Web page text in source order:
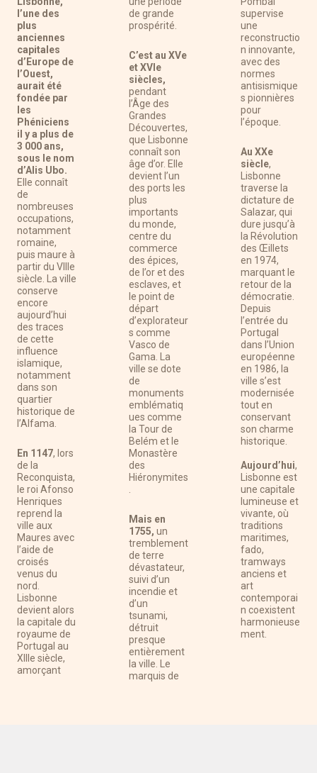
l’une des
plus
anciennes
capitales
d’Europe de
l’Ouest,
aurait été
fondée par
les
Phéniciens
il y a plus de
3 000 ans,
sous le nom
d’Alis Ubo.
Elle connaît
de
nombreuses
occupations,
notamment
romaine,
puis maure à
partir du VIIIe
siècle. La ville
conserve
encore
aujourd’hui
des traces
de cette
influence
islamique,
notamment
dans son
quartier
historique de
l’Alfama.
En 1147, lors
de la
Reconquista,
le roi Afonso
Henriques
reprend la
ville aux
Maures avec
l’aide de
croisés
venus du
nord.
Lisbonne
devient alors
la capitale du
royaume de
Portugal au
XIIIe siècle,
amorçant
de grande
prospérité.
C’est au XVe
et XVIe
siècles,
pendant
l’Âge des
Grandes
Découvertes,
que Lisbonne
connaît son
âge d’or. Elle
devient l’un
des ports les
plus
importants
du monde,
centre du
commerce
des épices,
de l’or et des
esclaves, et
le point de
départ
d’explorateur
s comme
Vasco de
Gama. La
ville se dote
de
monuments
emblématiq
ues comme
la Tour de
Belém et le
Monastère
des
Hiéronymites
.
Mais en
1755, un
tremblement
de terre
dévastateur,
suivi d’un
incendie et
d’un
tsunami,
détruit
presque
entièrement
la ville. Le
marquis de
supervise
une
reconstructio
n innovante,
avec des
normes
antisismique
s pionnières
pour
l’époque.
Au XXe
siècle,
Lisbonne
traverse la
dictature de
Salazar, qui
dure jusqu’à
la Révolution
des Œillets
en 1974,
marquant le
retour de la
démocratie.
Depuis
l’entrée du
Portugal
dans l’Union
européenne
en 1986, la
ville s’est
modernisée
tout en
conservant
son charme
historique.
Aujourd’hui,
Lisbonne est
une capitale
lumineuse et
vivante, où
traditions
maritimes,
fado,
tramways
anciens et
art
contemporai
n coexistent
harmonieuse
ment.